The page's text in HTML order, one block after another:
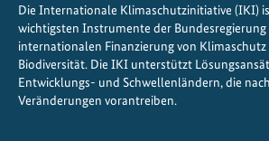
Die Internationale Klimaschutzinitiative (IKI)
wichtigsten Instrumente der Bundesregierung
internationalen Finanzierung von Klimaschutz
Biodiversität. Die IKI unterstützt
Entwicklungs- und Schwellenländern, die
Veränderungen vorantreiben.